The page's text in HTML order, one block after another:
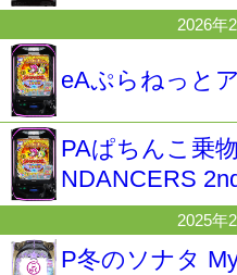
2026年
eAぷらねっと
PAぱちんこ乗
NDANCERS
2025年
P冬のソナタ